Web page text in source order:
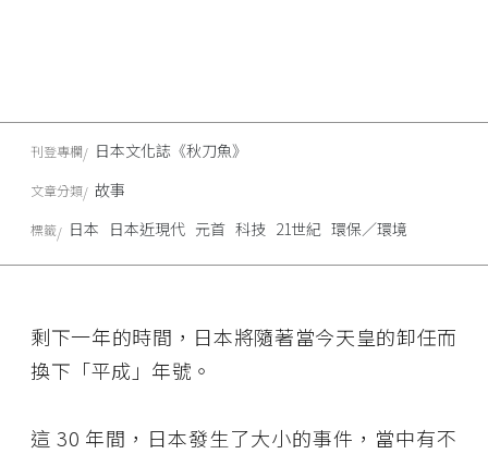
剩下一年的時間，日本將隨著當今天皇的卸任而
換下「平成」年號。
這 30 年間，日本發生了大小的事件，當中有不
刊登專欄 日本文化誌《秋刀魚》
文章分類 故事
標籤 日本 日本近現代 元首 科技 21世紀 環保／環境